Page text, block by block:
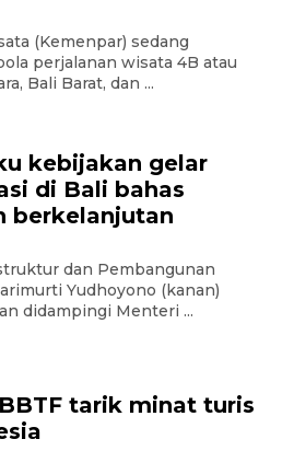
(Kemenpar) sedang
perjalanan wisata 4B atau
Bali Barat, dan ...
kebijakan gelar
di Bali bahas
berkelanjutan
dan Pembangunan
Yudhoyono (kanan)
didampingi Menteri ...
tarik minat turis